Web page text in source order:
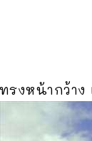
รงหน้ากว้าง